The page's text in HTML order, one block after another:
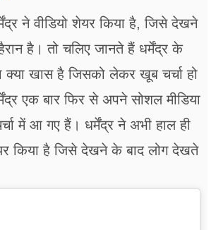
ने वीडियो शेयर किया है, जिसे देखने
है। तो चलिए जानते हैं धर्मेंद्र के
क्या खास है जिसको लेकर खूब चर्चा हो
एक बार फिर से अपने सोशल मीडिया
में आ गए हैं। धर्मेंद्र ने अभी हाल ही
किया है जिसे देखने के बाद लोग देखते